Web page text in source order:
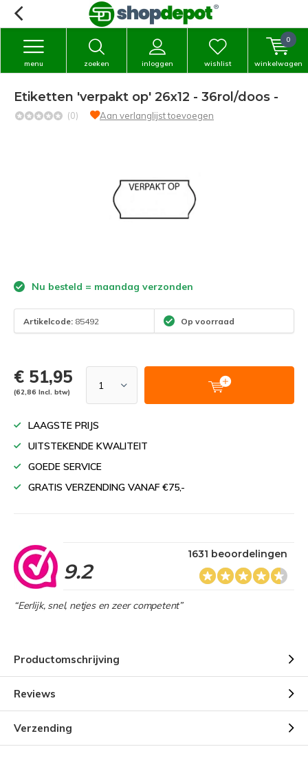
zoeken inloggen
menu wishlist winkelwagen
0
Etiketten 'verpakt op' 26x12 - 36rol/doos -
(0) Aan verlanglijst toevoegen
Nu besteld = maandag verzonden
Artikelcode: 85492 Op voorraad
€ 51,95
(62,86 Incl. btw)
LAAGSTE PRIJS
UITSTEKENDE KWALITEIT
GOEDE SERVICE
GRATIS VERZENDING VANAF €75,-
9.2
1631 beoordelingen
“Eerlijk, snel, netjes en zeer competent”
Productomschrijving
Reviews
Verzending